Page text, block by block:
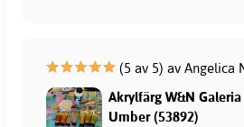
(5 av 5) av Angelica
Akrylfärg W&N
Umber (53892)